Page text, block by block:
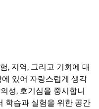
, 지역, 그리고 기회에 대
있어 자랑스럽게 생각
성, 호기심을 중시합니
학습과 실험을 위한 공간